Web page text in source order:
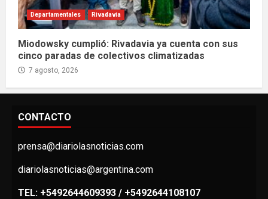
Departamentales Rivadavia
Miodowsky cumplió: Rivadavia ya cuenta con sus
cinco paradas de colectivos climatizadas
7 agosto, 2026
CONTACTO
prensa@diariolasnoticias.com
diariolasnoticias@argentina.com
TEL: +5492644609393 / +5492644108107